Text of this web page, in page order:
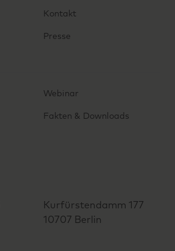
Kontakt
Presse
Webinar
Fakten & Downloads
Kurfürstendamm 177
10707 Berlin